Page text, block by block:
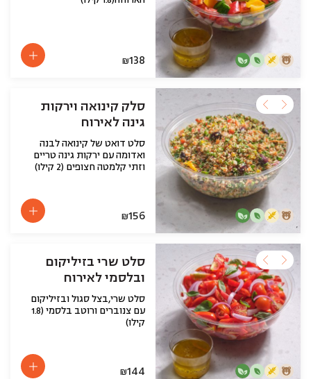
₪138
סלק קינואה וירקות
גינה לאירוח
סלט דואט של קינואה לבנה
ואדומה עם ירקות גינה טריים
וזתי קלמטה חצופים (2 קילו)
₪156
סלט שרי בזיליקום
ובלסמי לאירוח
סלט שרי,בצל סגול ובזיליקום
עם צנוברים ורוטב בלסמי (1.8
קילו)
₪144